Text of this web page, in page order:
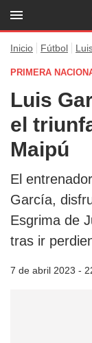
Inicio Fútbol
PRIMERA
Luis
el
Maipú
El
García,
Esgrima de
tras ir
7 de abril 2023 -